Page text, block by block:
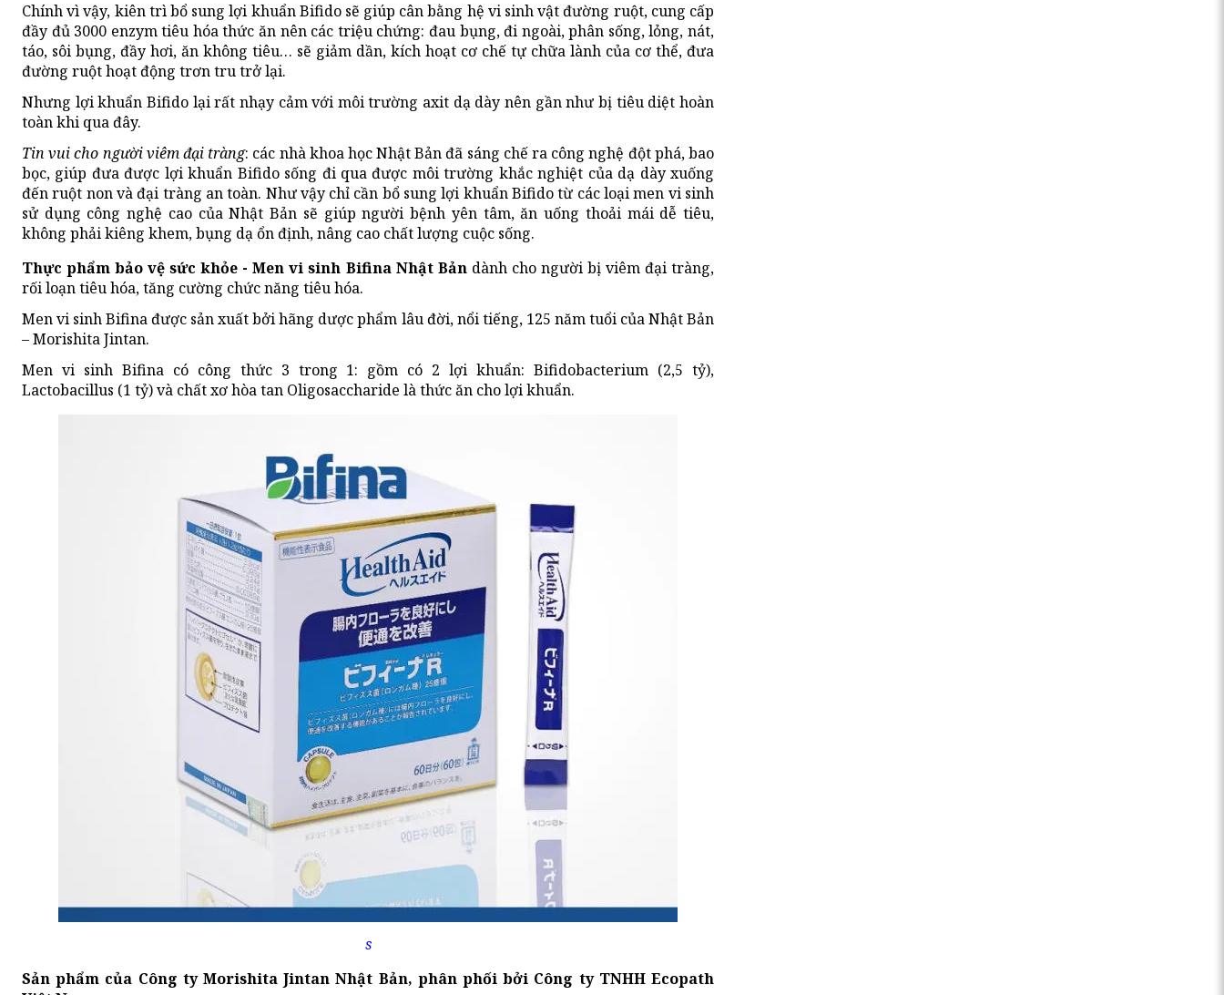
Chính vì vậy, kiên trì bổ sung lợi khuẩn Bifido sẽ giúp cân bằng hệ vi sinh vật đường ruột, cung cấp
đầy đủ 3000 enzym tiêu hóa thức ăn nên các triệu chứng: đau bụng, đi ngoài, phân sống, lỏng, nát,
táo, sôi bụng, đầy hơi, ăn không tiêu… sẽ giảm dần, kích hoạt cơ chế tự chữa lành của cơ thể, đưa
đường ruột hoạt động trơn tru trở lại.
Nhưng lợi khuẩn Bifido lại rất nhạy cảm với môi trường axit dạ dày nên gần như bị tiêu diệt hoàn
toàn khi qua đây.
Tin vui cho người viêm đại tràng: các nhà khoa học Nhật Bản đã sáng chế ra công nghệ đột phá, bao
bọc, giúp đưa được lợi khuẩn Bifido sống đi qua được môi trường khắc nghiệt của dạ dày xuống
đến ruột non và đại tràng an toàn. Như vậy chỉ cần bổ sung lợi khuẩn Bifido từ các loại men vi sinh
sử dụng công nghệ cao của Nhật Bản sẽ giúp người bệnh yên tâm, ăn uống thoải mái dễ tiêu,
không phải kiêng khem, bụng dạ ổn định, nâng cao chất lượng cuộc sống.
Thực phẩm bảo vệ sức khỏe - Men vi sinh Bifina Nhật Bản dành cho người bị viêm đại tràng,
rối loạn tiêu hóa, tăng cường chức năng tiêu hóa.
Men vi sinh Bifina được sản xuất bởi hãng dược phẩm lâu đời, nổi tiếng, 125 năm tuổi của Nhật Bản
– Morishita Jintan.
Men vi sinh Bifina có công thức 3 trong 1: gồm có 2 lợi khuẩn: Bifidobacterium (2,5 tỷ),
Lactobacillus (1 tỷ) và chất xơ hòa tan Oligosaccharide là thức ăn cho lợi khuẩn.
s
Sản phẩm của Công ty Morishita Jintan Nhật Bản, phân phối bởi Công ty TNHH Ecopath